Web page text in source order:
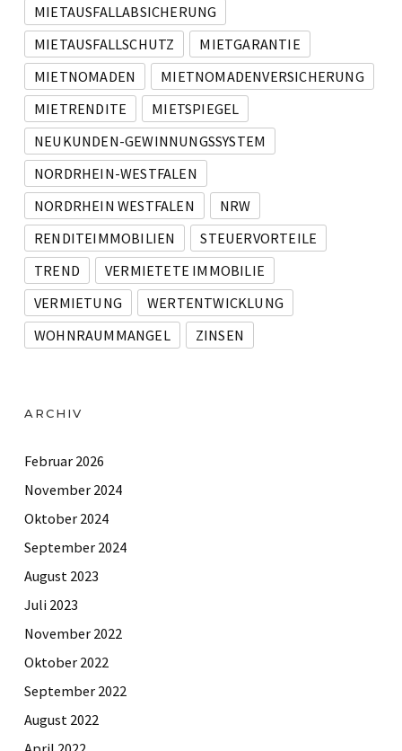
MIETAUSFALLABSICHERUNG
MIETAUSFALLSCHUTZ
MIETGARANTIE
MIETNOMADEN
MIETNOMADENVERSICHERUNG
MIETRENDITE
MIETSPIEGEL
NEUKUNDEN-GEWINNUNGSSYSTEM
NORDRHEIN-WESTFALEN
NORDRHEIN WESTFALEN
NRW
RENDITEIMMOBILIEN
STEUERVORTEILE
TREND
VERMIETETE IMMOBILIE
VERMIETUNG
WERTENTWICKLUNG
WOHNRAUMMANGEL
ZINSEN
ARCHIV
Februar 2026
November 2024
Oktober 2024
September 2024
August 2023
Juli 2023
November 2022
Oktober 2022
September 2022
August 2022